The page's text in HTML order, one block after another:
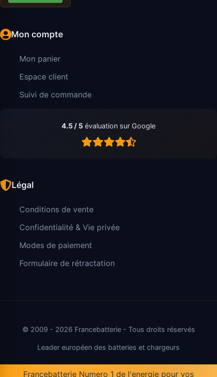
Mon compte
Mon panier
Espace client
Suivi de commande
4.5 / 5 évaluation sur Google
Légal
Conditions de vente
Confidentialité & Vie privée
Modes de paiement
Formulaire de rétractation
© 2009 - 2026 Francebatterie - Tous droits réservés
Leader européen des batteries et chargeurs
Francebatterie Numero 1 de l'energie pour vos